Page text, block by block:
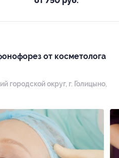
от косметолога
городской округ, г. Голицыно,